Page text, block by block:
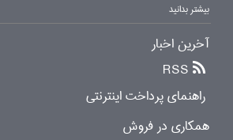
بیشتر بدانید
آخرین اخبار
RSS
راهنمای پرداخت اینترنتی
همکاری در فروش